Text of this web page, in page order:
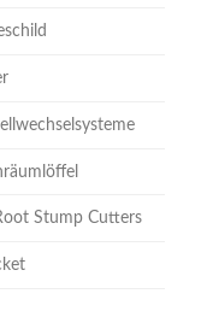
Stump Cutters